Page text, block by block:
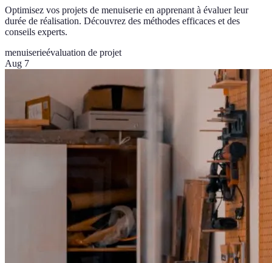
Optimisez vos projets de menuiserie en apprenant à évaluer leur
durée de réalisation. Découvrez des méthodes efficaces et des
conseils experts.
menuiserieévaluation de projet
Aug 7